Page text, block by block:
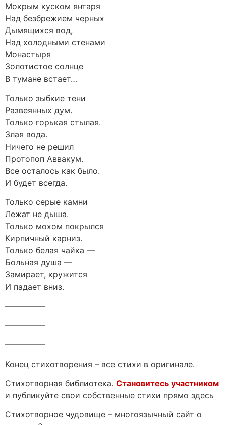
Мокрым куском янтаря
Над безбрежием черных
Дымящихся вод,
Над холодными стенами
Монастыря
Золотистое солнце
В тумане встает…
Только зыбкие тени
Развеянных дум.
Только горькая стылая.
Злая вода.
Ничего не решил
Протопоп Аввакум.
Все осталось как было.
И будет всегда.
Только серые камни
Лежат не дыша.
Только мохом покрылся
Кирпичный карниз.
Только белая чайка —
Больная душа —
Замирает, кружится
И падает вниз.
—————
—————
—————
Конец стихотворения – все стихи в оригинале.
Стихотворная библиотека. Становитесь участником
и публикуйте свои собственные стихи прямо здесь
Стихотворное чудовище – многоязычный сайт о